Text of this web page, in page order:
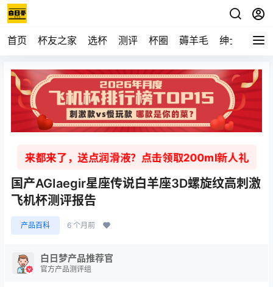
首页 杯友之家 选杯 测评 杯圈 薅羊毛 绅士 视频
来都来了，送点润滑液？点击领取200ml新人礼
国产AGIaegir星座传说白羊座3D螺旋纹高刺激
飞机杯测评报告
产品百科 6 个月前
白日梦产品推荐官
官方产品测评组